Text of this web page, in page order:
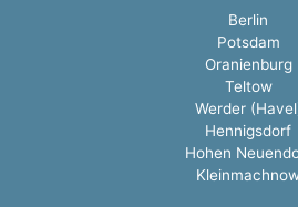
Berlin
Potsdam
Oranienburg
Teltow
Werder
Hennigsdorf
Hohen